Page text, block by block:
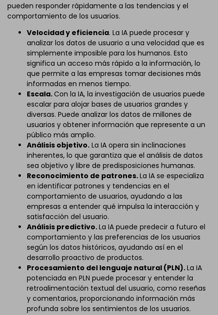
pueden responder rápidamente a las tendencias y el
comportamiento de los usuarios.
Velocidad y eficiencia. La IA puede procesar y
analizar los datos de usuario a una velocidad que es
simplemente imposible para los humanos. Esto
significa un acceso más rápido a la información, lo
que permite a las empresas tomar decisiones más
informadas en menos tiempo.
Escala.Con la IA, la investigación de usuarios puede
escalar para alojar bases de usuarios grandes y
diversas. Puede analizar los datos de millones de
usuarios y obtener información que represente a un
público más amplio.
Análisis objetivo. La IA opera sin inclinaciones
inherentes, lo que garantiza que el análisis de datos
sea objetivo y libre de predisposiciones humanas.
Reconocimiento de patrones.La IA se especializa
en identificar patrones y tendencias en el
comportamiento de usuarios, ayudando a las
empresas a entender qué impulsa la interacción y
satisfacción del usuario.
Análisis predictivo.La IA puede predecir a futuro el
comportamiento y las preferencias de los usuarios
según los datos históricos, ayudando así en el
desarrollo proactivo de productos.
Procesamiento del lenguaje natural (PLN).La IA
potenciada en PLN puede procesar y entender la
retroalimentación textual del usuario, como reseñas
y comentarios, proporcionando información más
profunda sobre los sentimientos de los usuarios.